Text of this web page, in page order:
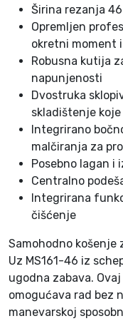
č
i
Širina rezanja
Opremljen
okretni moment
Robusna kutija
napunjenosti
Dvostruka
skladištenje
Integrirano
malčiranja za
Posebno lagan i
Centralno
Integrirana
čišćenje
Samohodno košenje
Uz MS161-46 iz
ugodna zabava.
omogućava rad bez
manevarskoj